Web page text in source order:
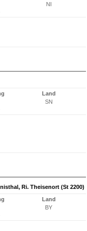
NI
Land
SN
Ri. Theisenort (St 2200)
Land
BY